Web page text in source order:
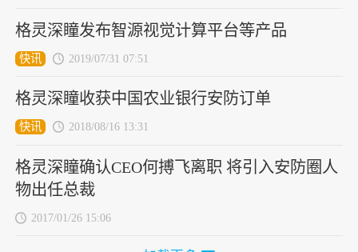
格灵深瞳发布智源视觉计算平台等产品
快讯 2019/07/31 07:51
格灵深瞳收获中国农业银行安防订单
快讯 2018/08/16 13:31
格灵深瞳确认CEO何搏飞离职 将引入安防圈人
物出任总裁
2017/01/26 15:06